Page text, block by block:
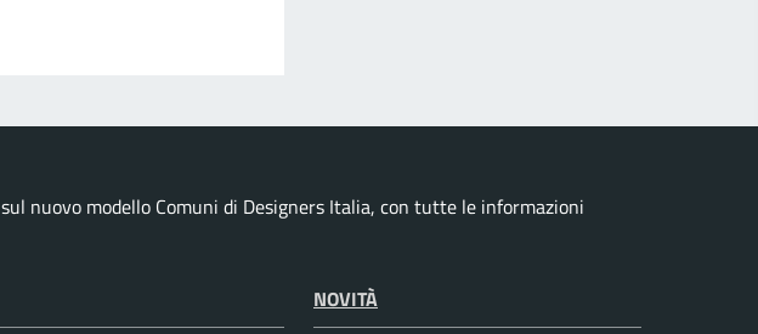
nuovo modello Comuni di Designers Italia, con tutte le informazioni
NOVITÀ